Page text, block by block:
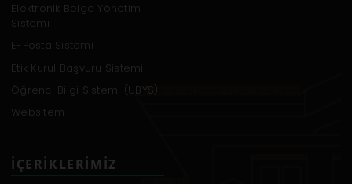
Elektronik Belge Yönetim
Sistemi
E-Posta Sistemi
Etik Kurul Başvuru Sistemi
Öğrenci Bilgi Sistemi (UBYS)
Websitem
İÇERIKLERIMIZ